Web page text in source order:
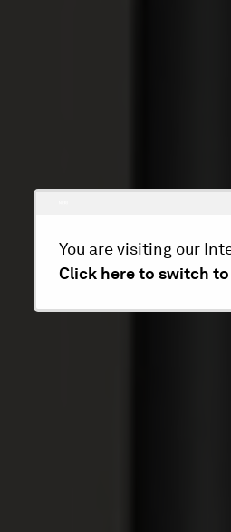
You are visiting our
Click here to switch